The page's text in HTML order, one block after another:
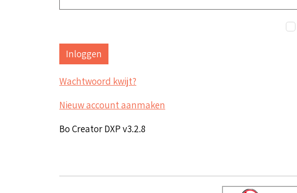
Wachtwoord kwijt?
Nieuw account aanmaken
Bo Creator DXP v3.2.8